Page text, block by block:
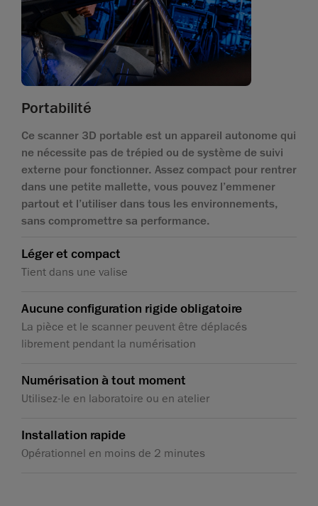
Portabilité
Ce scanner 3D portable est un appareil autonome qui
ne nécessite pas de trépied ou de système de suivi
externe pour fonctionner. Assez compact pour rentrer
dans une petite mallette, vous pouvez l’emmener
partout et l’utiliser dans tous les environnements,
sans compromettre sa performance.
Léger et compact
Tient dans une valise
Aucune configuration rigide obligatoire
La pièce et le scanner peuvent être déplacés
librement pendant la numérisation
Numérisation à tout moment
Utilisez-le en laboratoire ou en atelier
Installation rapide
Opérationnel en moins de 2 minutes